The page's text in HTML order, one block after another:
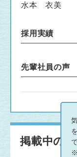
水本 衣美
採用実績
先輩社員の声
掲載中の求